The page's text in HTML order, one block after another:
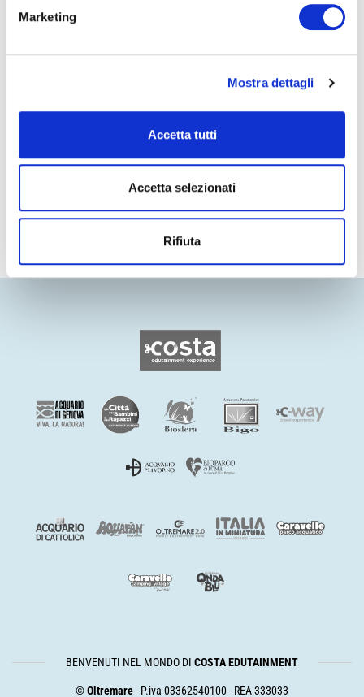
Marketing
Mostra dettagli
Accetta tutti
Accetta selezionati
Rifiuta
Letta l’informativa privacy acconsento la comunicazione a terzi dei
miei dati personali, affinché questi possano inviarmi informazioni
sms, WhatsApp etc.).
BENVENUTI NEL MONDO DI COSTA EDUTAINMENT
©Oltremare- P.iva 03362540100 - REA 333033